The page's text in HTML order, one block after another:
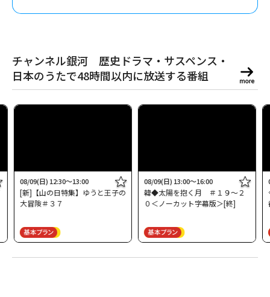
チャンネル銀河 歴史ドラマ・サスペンス・
日本のうたで48時間以内に放送する番組
08/09(日) 12:30～13:00
[新]【山の日特集】ゆうと王子の
大冒険＃３７
08/09(日) 13:00～16:00
韓◆太陽を抱く月 ＃１９～２
０＜ノーカット字幕版＞[終]